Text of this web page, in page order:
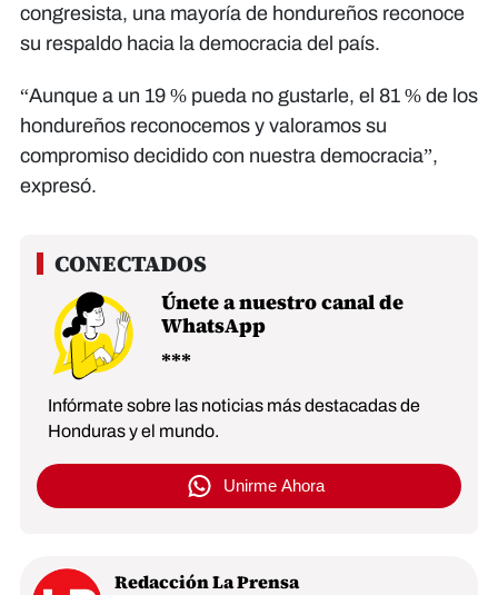
congresista, una mayoría de hondureños reconoce
su respaldo hacia la democracia del país.
“Aunque a un 19 % pueda no gustarle, el 81 % de los
hondureños reconocemos y valoramos su
compromiso decidido con nuestra democracia”,
expresó.
Únete a nuestro canal de
WhatsApp
Infórmate sobre las noticias más destacadas de
Honduras y el mundo.
Unirme Ahora
Redacción La Prensa